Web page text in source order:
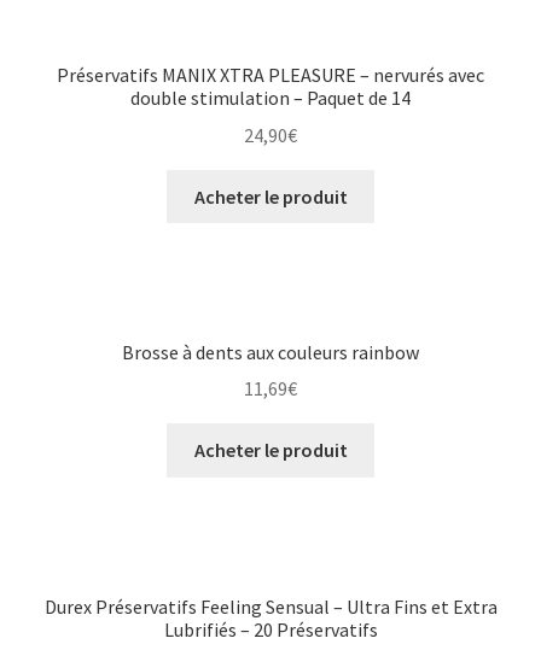
Préservatifs MANIX XTRA PLEASURE – nervurés avec
double stimulation – Paquet de 14
24,90€
Acheter le produit
Brosse à dents aux couleurs rainbow
11,69€
Acheter le produit
Durex Préservatifs Feeling Sensual – Ultra Fins et Extra
Lubrifiés – 20 Préservatifs